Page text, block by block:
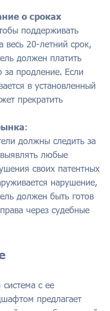
о сроках
поддерживать
весь 20-летний срок,
должен платить
за продление. Если
в установленный
прекратить
:
должны следить за
любые
своих патентных
нарушение,
должен быть готов
через судебные
с ее
предлагает